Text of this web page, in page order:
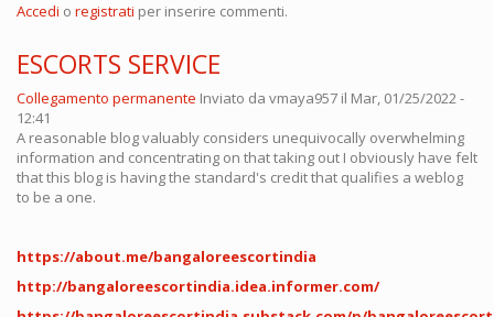
Accedi o registrati per inserire commenti.
ESCORTS SERVICE
Collegamento permanente Inviato da vmaya957 il Mar, 01/25/2022 -
12:41
A reasonable blog valuably considers unequivocally overwhelming
information and concentrating on that taking out I obviously have felt
that this blog is having the standard's credit that qualifies a weblog
to be a one.
https://about.me/bangaloreescortindia
http://bangaloreescortindia.idea.informer.com/